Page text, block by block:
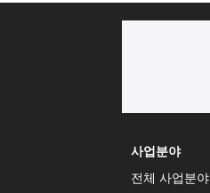
사업분야
전체 사업분야